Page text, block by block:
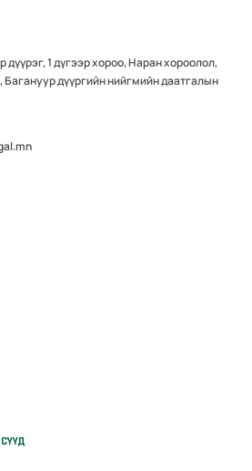
дүүрэг, 1 дүгээр хороо, Наран хороолол,
дүүргийн нийгмийн даатгалын